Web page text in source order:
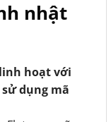
nhật
hoạt với
dụng mã